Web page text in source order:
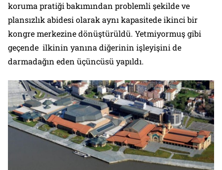
koruma pratiği bakımından problemli şekilde ve
plansızlık abidesi olarak aynı kapasitede ikinci bir
kongre merkezine dönüştürüldü. Yetmiyormuş gibi
geçende ilkinin yanına diğerinin işleyişini de
darmadağın eden üçüncüsü yapıldı.